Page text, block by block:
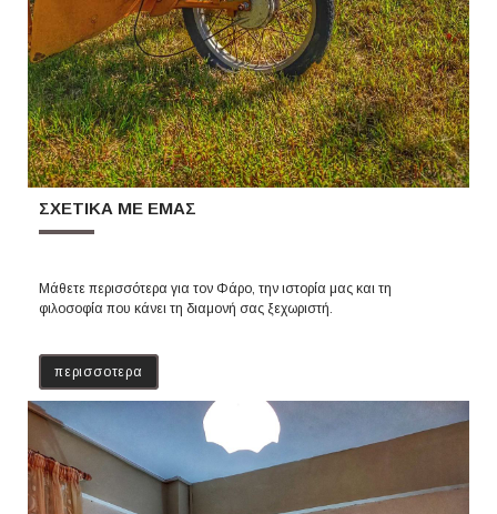
ΣΧΕΤΙΚΑ ΜΕ ΕΜΑΣ
Μάθετε περισσότερα για τον Φάρο, την ιστορία μας και τη
φιλοσοφία που κάνει τη διαμονή σας ξεχωριστή.
περισσοτερα